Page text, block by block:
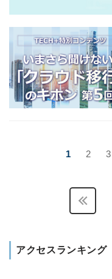
1 2 3
アクセスランキング